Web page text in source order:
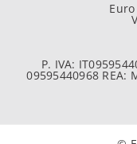
P. IVA:
09595440968 REA: